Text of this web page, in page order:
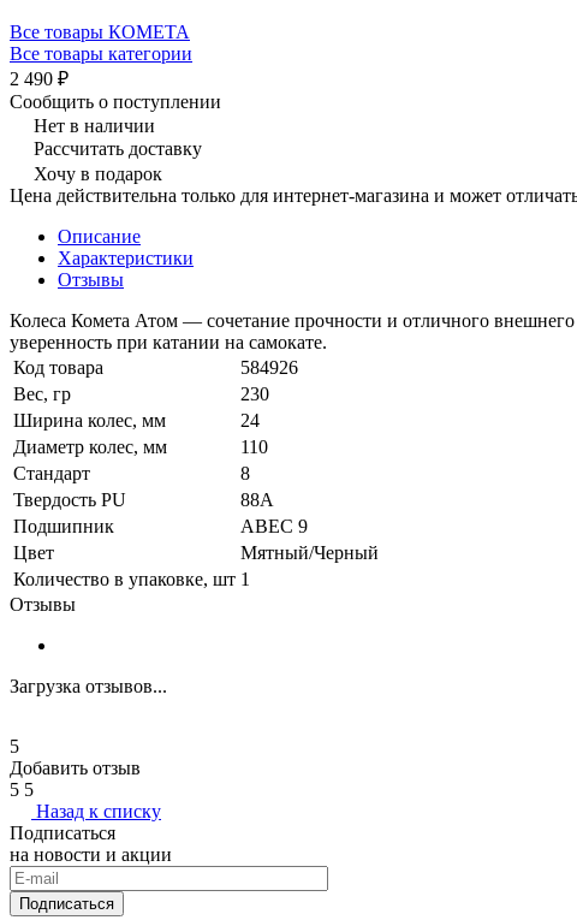
Все товары КОМЕТА
Все товары категории
2 490 ₽
Сообщить о поступлении
Нет в наличии
Рассчитать доставку
Хочу в подарок
Цена действительна только для интернет-магазина и может
Описание
Характеристики
Отзывы
Колеса Комета Атом — сочетание прочности и отличного
уверенность при катании на самокате.
Код товара
584926
Вес, гр
230
Ширина колес, мм
24
Диаметр колес, мм
110
Стандарт
8
Твердость PU
88A
Подшипник
ABEC 9
Цвет
Мятный/Черный
Количество в упаковке, шт 1
Отзывы
Загрузка отзывов...
5
Добавить отзыв
5 5
Назад к списку
Подписаться
на новости и акции
Подписаться